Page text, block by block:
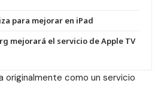
para mejorar en iPad
mejorará el servicio de Apple TV
originalmente como un servicio